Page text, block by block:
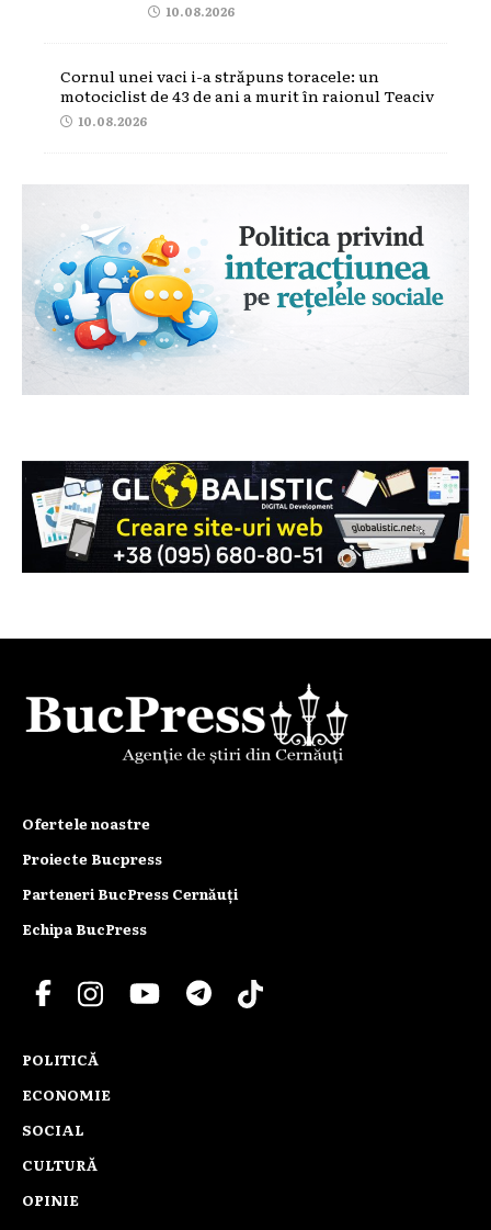
10.08.2026
Cornul unei vaci i-a străpuns toracele: un
motociclist de 43 de ani a murit în raionul Teaciv
10.08.2026
Ofertele noastre
Proiecte Bucpress
Parteneri BucPress Cernăuți
Echipa BucPress
POLITICĂ
ECONOMIE
SOCIAL
CULTURĂ
OPINIE